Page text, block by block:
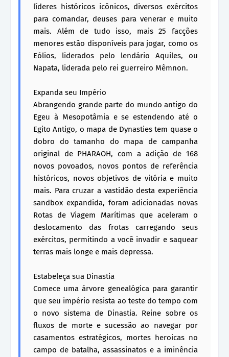
líderes históricos icônicos, diversos exércitos
para comandar, deuses para venerar e muito
mais. Além de tudo isso, mais 25 facções
menores estão disponíveis para jogar, como os
Eólios, liderados pelo lendário Aquiles, ou
Napata, liderada pelo rei guerreiro Mêmnon.
Expanda seu Império
Abrangendo grande parte do mundo antigo do
Egeu à Mesopotâmia e se estendendo até o
Egito Antigo, o mapa de Dynasties tem quase o
dobro do tamanho do mapa de campanha
original de PHARAOH, com a adição de 168
novos povoados, novos pontos de referência
históricos, novos objetivos de vitória e muito
mais. Para cruzar a vastidão desta experiência
sandbox expandida, foram adicionadas novas
Rotas de Viagem Marítimas que aceleram o
deslocamento das frotas carregando seus
exércitos, permitindo a você invadir e saquear
terras mais longe e mais depressa.
Estabeleça sua Dinastia
Comece uma árvore genealógica para garantir
que seu império resista ao teste do tempo com
o novo sistema de Dinastia. Reine sobre os
fluxos de morte e sucessão ao navegar por
casamentos estratégicos, mortes heroicas no
campo de batalha, assassinatos e a iminência